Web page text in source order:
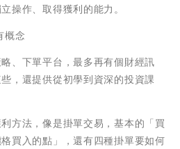
操作、取得獲利的能力。
概念
、下單平台，最多再有個財經訊
，還提供從初學到資深的投資課
方法，像是掛單交易，基本的「買
買入的點」，還有四種掛單要如何